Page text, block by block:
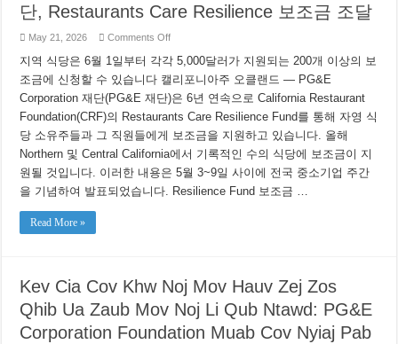
단, Restaurants Care Resilience 보조금 조달
May 21, 2026 Comments Offon
역
식
당
의
운
유
지:
PG&E
Corporation
재
조
지역 식당은 6월 1일부터 각각 5,000달러가 지원되는 200개 이상의 보
조금에 신청할 수 있습니다 캘리포니아주 오클랜드 — PG&E
Corporation 재단(PG&E 재단)은 6년 연속으로 California Restaurant
Foundation(CRF)의 Restaurants Care Resilience Fund를 통해 자영 식
당 소유주들과 그 직원들에게 보조금을 지원하고 있습니다. 올해
Northern 및 Central California에서 기록적인 수의 식당에 보조금이 지
원될 것입니다. 이러한 내용은 5월 3~9일 사이에 전국 중소기업 주간
을 기념하여 발표되었습니다. Resilience Fund 보조금 …
Read More »
Kev Cia Cov Khw Noj Mov Hauv Zej Zos
Qhib Ua Zaub Mov Noj Li Qub Ntawd: PG&E
Corporation Foundation Muab Cov Nyiaj Pab